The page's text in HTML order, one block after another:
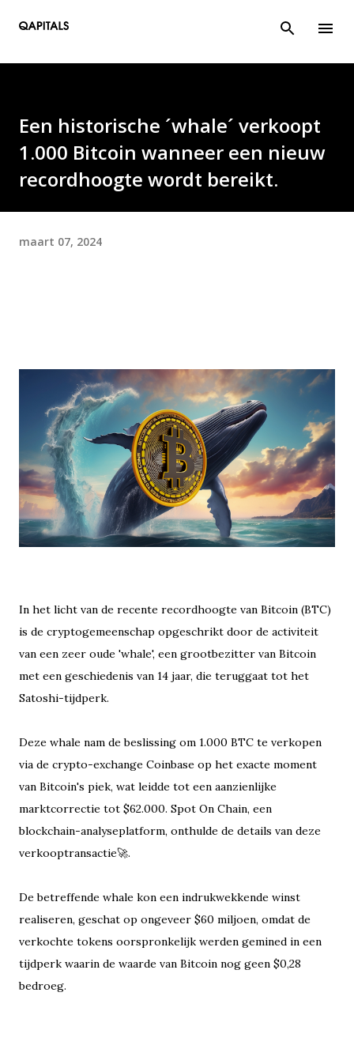
Een historische ´whale´ verkoopt
1.000 Bitcoin wanneer een nieuw
recordhoogte wordt bereikt.
maart 07, 2024
In het licht van de recente recordhoogte van Bitcoin (BTC)
is de cryptogemeenschap opgeschrikt door de activiteit
van een zeer oude 'whale', een grootbezitter van Bitcoin
met een geschiedenis van 14 jaar, die teruggaat tot het
Satoshi-tijdperk.
Deze whale nam de beslissing om 1.000 BTC te verkopen
via de crypto-exchange Coinbase op het exacte moment
van Bitcoin's piek, wat leidde tot een aanzienlijke
marktcorrectie tot $62.000. Spot On Chain, een
blockchain-analyseplatform, onthulde de details van deze
verkooptransactie🚀.
De betreffende whale kon een indrukwekkende winst
realiseren, geschat op ongeveer $60 miljoen, omdat de
verkochte tokens oorspronkelijk werden gemined in een
tijdperk waarin de waarde van Bitcoin nog geen $0,28
bedroeg.